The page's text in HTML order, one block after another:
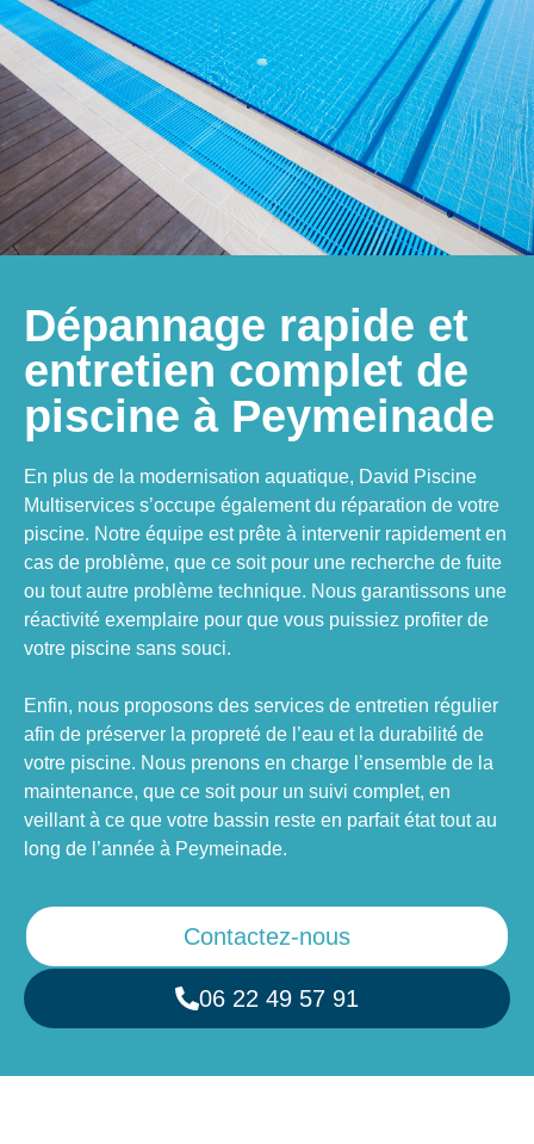
Dépannage rapide et
entretien complet de
piscine à Peymeinade
En plus de la modernisation aquatique, David Piscine
Multiservices s’occupe également du réparation de votre
piscine. Notre équipe est prête à intervenir rapidement en
cas de problème, que ce soit pour une recherche de fuite
ou tout autre problème technique. Nous garantissons une
réactivité exemplaire pour que vous puissiez profiter de
votre piscine sans souci.
Enfin, nous proposons des services de entretien régulier
afin de préserver la propreté de l’eau et la durabilité de
votre piscine. Nous prenons en charge l’ensemble de la
maintenance, que ce soit pour un suivi complet, en
veillant à ce que votre bassin reste en parfait état tout au
long de l’année à Peymeinade.
Contactez-nous
06 22 49 57 91